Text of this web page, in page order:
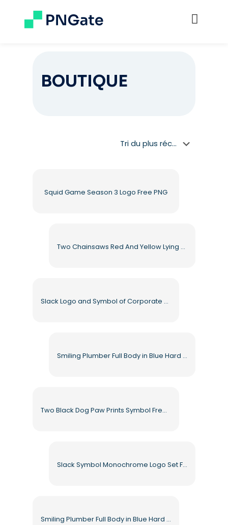
BOUTIQUE
Squid Game Season 3 Logo Free PNG
Two Chainsaws Red And Yellow Lying Side By Side Free PNG
Slack Logo and Symbol of Corporate Messenger Free PNG
Smiling Plumber Full Body in Blue Hard Hat Free PNG
Two Black Dog Paw Prints Symbol Free PNG
Slack Symbol Monochrome Logo Set Free PNG
Smiling Plumber Full Body in Blue Hard Hat and Gloves Free PNG